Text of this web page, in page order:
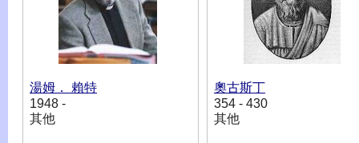
湯姆． 賴特
1948 -
其他
奧古斯丁
354 - 430
其他